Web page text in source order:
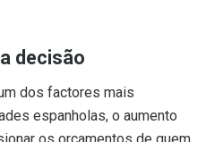
decisão
dos factores mais
espanholas, o aumento
os orçamentos de quem